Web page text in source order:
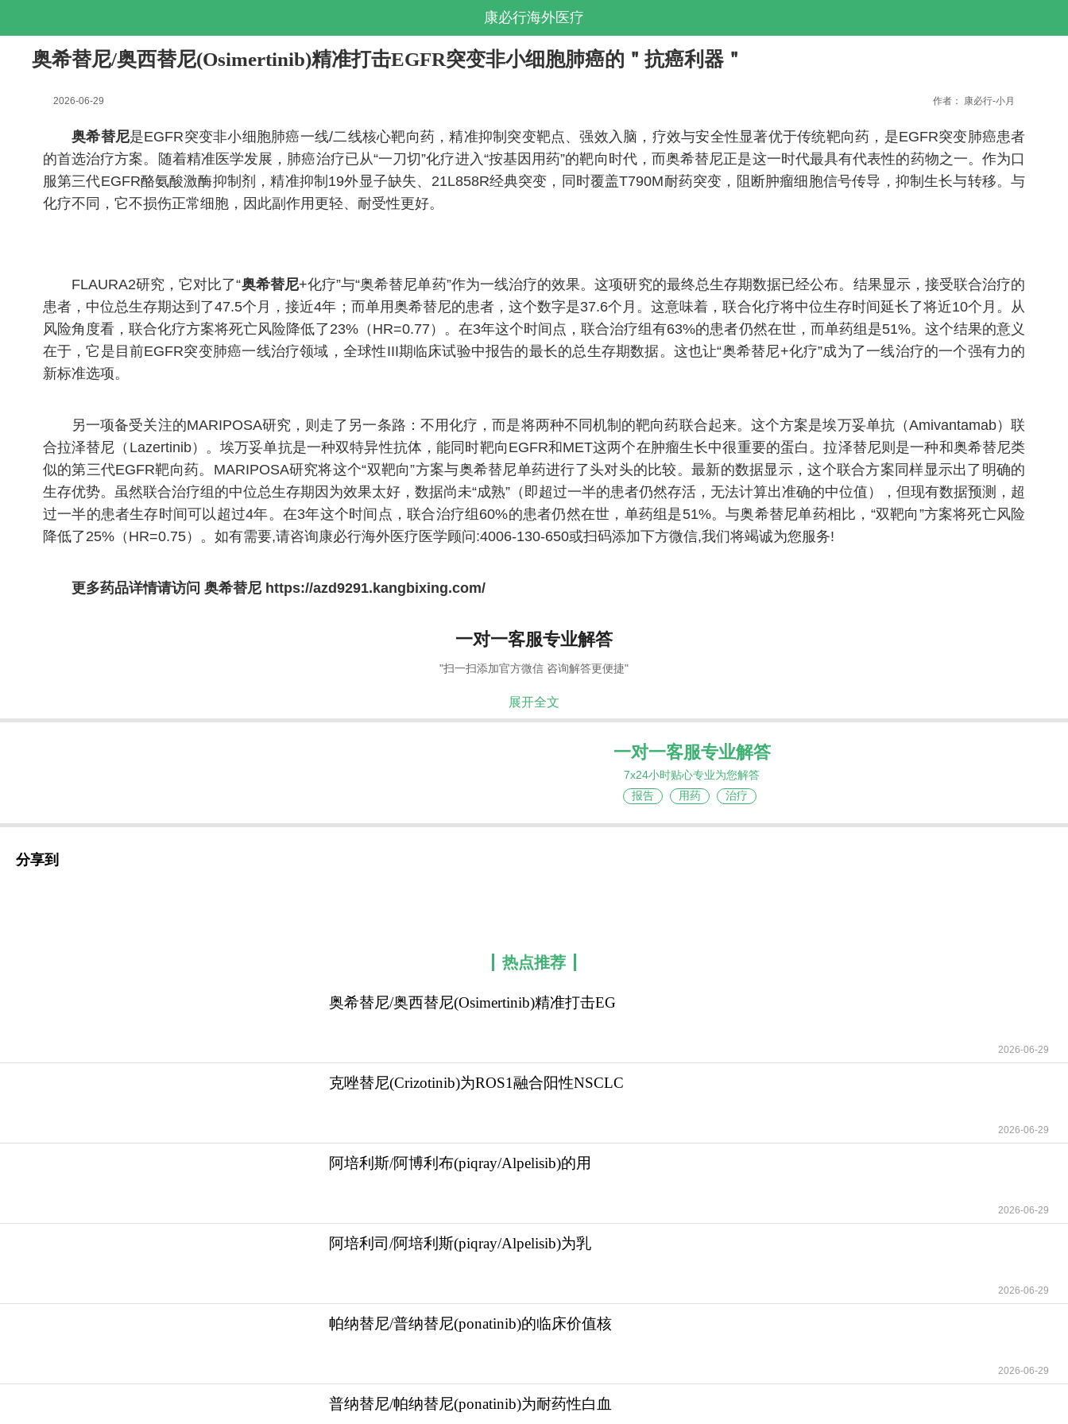
康必行海外医疗
奥希替尼/奥西替尼(Osimertinib)精准打击EGFR突变非小细胞肺癌的＂抗癌利器＂
2026-06-29 作者： 康必行-小月
奥希替尼是EGFR突变非小细胞肺癌一线/二线核心靶向药，精准抑制突变靶点、强效入脑，疗效与安全性显著优于传统靶向药，是EGFR突变肺癌患者
的首选治疗方案。随着精准医学发展，肺癌治疗已从“一刀切”化疗进入“按基因用药”的靶向时代，而奥希替尼正是这一时代最具有代表性的药物之一。作为口
服第三代EGFR酪氨酸激酶抑制剂，精准抑制19外显子缺失、21L858R经典突变，同时覆盖T790M耐药突变，阻断肿瘤细胞信号传导，抑制生长与转移。与
化疗不同，它不损伤正常细胞，因此副作用更轻、耐受性更好。
FLAURA2研究，它对比了“奥希替尼+化疗”与“奥希替尼单药”作为一线治疗的效果。这项研究的最终总生存期数据已经公布。结果显示，接受联合治疗的
患者，中位总生存期达到了47.5个月，接近4年；而单用奥希替尼的患者，这个数字是37.6个月。这意味着，联合化疗将中位生存时间延长了将近10个月。从
风险角度看，联合化疗方案将死亡风险降低了23%（HR=0.77）。在3年这个时间点，联合治疗组有63%的患者仍然在世，而单药组是51%。这个结果的意义
在于，它是目前EGFR突变肺癌一线治疗领域，全球性III期临床试验中报告的最长的总生存期数据。这也让“奥希替尼+化疗”成为了一线治疗的一个强有力的
新标准选项。
另一项备受关注的MARIPOSA研究，则走了另一条路：不用化疗，而是将两种不同机制的靶向药联合起来。这个方案是埃万妥单抗（Amivantamab）联
合拉泽替尼（Lazertinib）。埃万妥单抗是一种双特异性抗体，能同时靶向EGFR和MET这两个在肿瘤生长中很重要的蛋白。拉泽替尼则是一种和奥希替尼类
似的第三代EGFR靶向药。MARIPOSA研究将这个“双靶向”方案与奥希替尼单药进行了头对头的比较。最新的数据显示，这个联合方案同样显示出了明确的
生存优势。虽然联合治疗组的中位总生存期因为效果太好，数据尚未“成熟”（即超过一半的患者仍然存活，无法计算出准确的中位值），但现有数据预测，超
过一半的患者生存时间可以超过4年。在3年这个时间点，联合治疗组60%的患者仍然在世，单药组是51%。与奥希替尼单药相比，“双靶向”方案将死亡风险
降低了25%（HR=0.75）。如有需要,请咨询康必行海外医疗医学顾问:4006-130-650或扫码添加下方微信,我们将竭诚为您服务!
更多药品详情请访问 奥希替尼 https://azd9291.kangbixing.com/
一对一客服专业解答
"扫一扫添加官方微信 咨询解答更便捷"
展开全文
一对一客服专业解答
7x24小时贴心专业为您解答
报告
用药 治疗
分享到
热点推荐
奥希替尼/奥西替尼(Osimertinib)精准打击EG
2026-06-29
克唑替尼(Crizotinib)为ROS1融合阳性NSCLC
2026-06-29
阿培利斯/阿博利布(piqray/Alpelisib)的用
2026-06-29
阿培利司/阿培利斯(piqray/Alpelisib)为乳
2026-06-29
帕纳替尼/普纳替尼(ponatinib)的临床价值核
2026-06-29
普纳替尼/帕纳替尼(ponatinib)为耐药性白血